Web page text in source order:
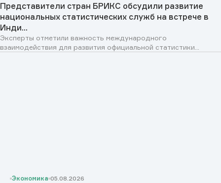
Представители стран БРИКС обсудили развитие
национальных статистических служб на встрече в
Инди...
Эксперты отметили важность международного
взаимодействия для развития официальной статистики...
Экономика 05.08.2026